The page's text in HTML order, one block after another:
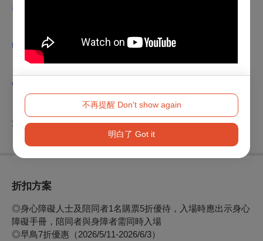
不再提醒 Don't show again
明白了 Got it
新生一號劇團
the_new_one_theatre
www.thenewonetheatre.com
＊如有本節目相關問題請電洽新生一號劇團（
0989-972-812
溫蒂）
折扣方案
◎身心障礙人士及陪同者1名購票5折優待，入場時應出示身心
障礙手冊，陪同者與身障者需同時入場
◎早鳥7折優惠（2026/5/11-2026/6/3）